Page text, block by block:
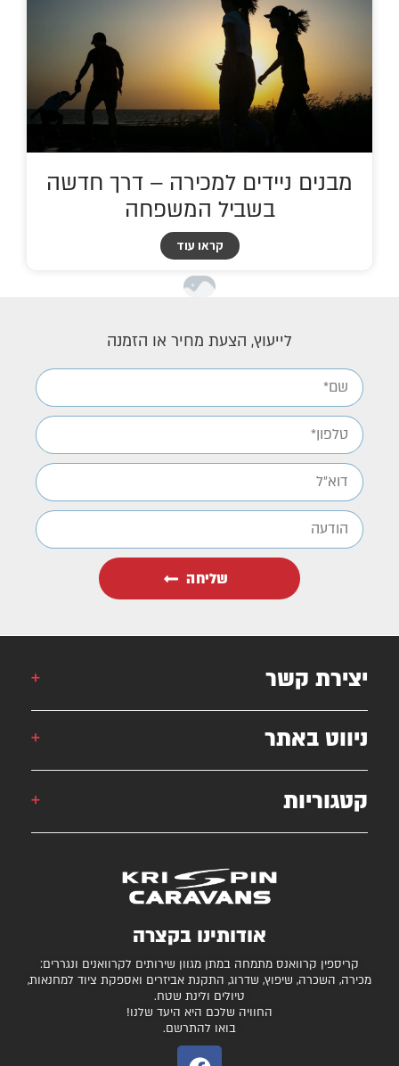
מבנים ניידים למכירה – דרך חדשה
בשביל המשפחה
קראו עוד
לייעוץ, הצעת מחיר או הזמנה
שליחה
יצירת קשר
אורן: 052-6868777
krispincaravans@gmail.com
עצמונה 16, אזה"ת מישור אדומים
ניווט באתר
קרוואן
השירותים שלנו
חניונים מומלצים
יצירת קשר
קטגוריות
ציוד ואביזרים נלווים
אודותינו בקצרה
קריספין קרוואנס מתמחה במתן מגוון שירותים לקרוואנים ונגררים:
מכירה, השכרה, שיפוץ, שדרוג, התקנת אביזרים ואספקת ציוד למחנאות,
טיולים ולינת שטח.
החוויה שלכם היא היעד שלנו!
בואו להתרשם.